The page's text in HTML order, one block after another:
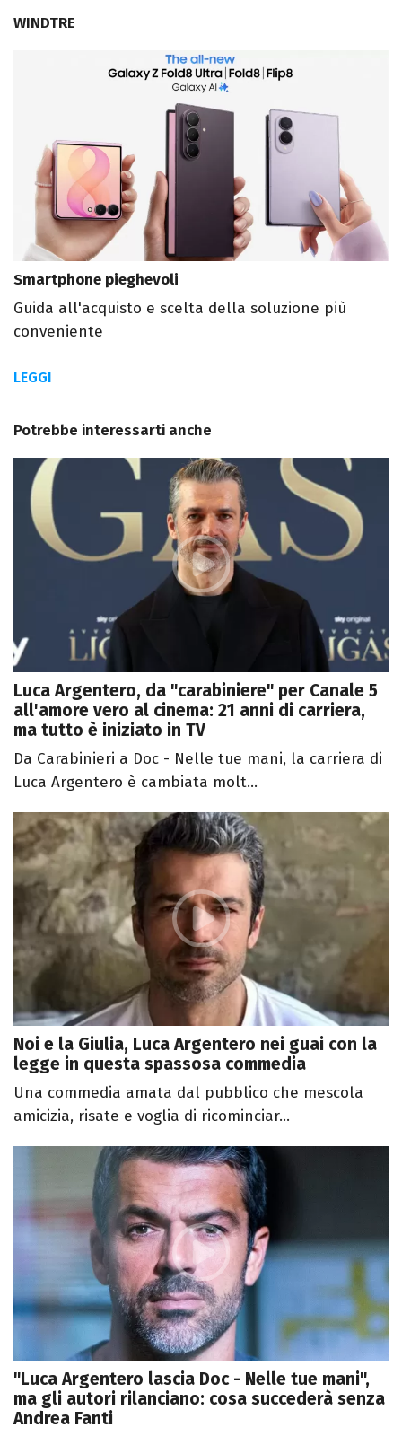
WINDTRE
Smartphone pieghevoli
Guida all'acquisto e scelta della soluzione più
conveniente
LEGGI
Potrebbe interessarti anche
Luca Argentero, da "carabiniere" per Canale 5
all'amore vero al cinema: 21 anni di carriera,
ma tutto è iniziato in TV
Da Carabinieri a Doc - Nelle tue mani, la carriera di
Luca Argentero è cambiata molt...
Noi e la Giulia, Luca Argentero nei guai con la
legge in questa spassosa commedia
Una commedia amata dal pubblico che mescola
amicizia, risate e voglia di ricominciar...
"Luca Argentero lascia Doc - Nelle tue mani",
ma gli autori rilanciano: cosa succederà senza
Andrea Fanti